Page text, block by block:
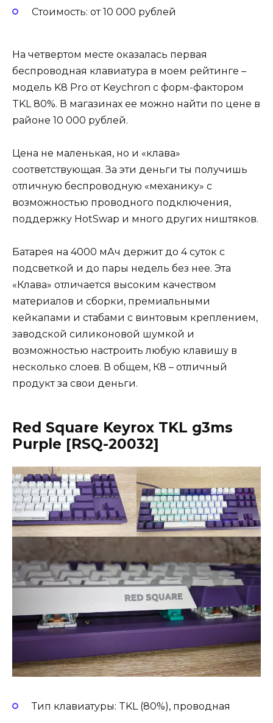
Стоимость: от 10 000 рублей
На четвертом месте оказалась первая
беспроводная клавиатура в моем рейтинге –
модель K8 Pro от Keychron с форм-фактором
TKL 80%. В магазинах ее можно найти по цене в
районе 10 000 рублей.
Цена не маленькая, но и «клава»
соответствующая. За эти деньги ты получишь
отличную беспроводную «механику» с
возможностью проводного подключения,
поддержку HotSwap и много других ништяков.
Батарея на 4000 мАч держит до 4 суток с
подсветкой и до пары недель без нее. Эта
«Клава» отличается высоким качеством
материалов и сборки, премиальными
кейкапами и стабами с винтовым креплением,
заводской силиконовой шумкой и
возможностью настроить любую клавишу в
несколько слоев. В общем, К8 – отличный
продукт за свои деньги.
Red Square Keyrox TKL g3ms
Purple [RSQ-20032]
Тип клавиатуры: TKL (80%), проводная